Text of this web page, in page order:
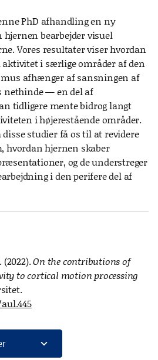
PhD afhandling en ny
bearbejder visuel
Vores resultater viser hvordan
i særlige områder af den
afhænger af sansningen af
nethinde — en del af
tidligere mente bidrog langt
i højerestående områder.
studier få os til at revidere
hvordan hjernen skaber
og de understreger
i den perifere del af
(2022).On the contributions of
to cortical motion processing
expand_more